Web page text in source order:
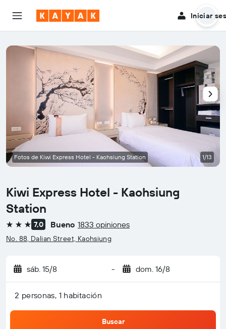
Iniciar
Kiwi Express Hotel - Kaohsiung
Station
3 estrellas
7,0 Bueno 1833 opiniones
No. 88, Dalian Street, Kaohsiung
sáb. 15/8 - dom. 16/8
2 personas, 1 habitación
Buscar
Fotos de Kiwi Express Hotel - Kaohsiung Station 1/13